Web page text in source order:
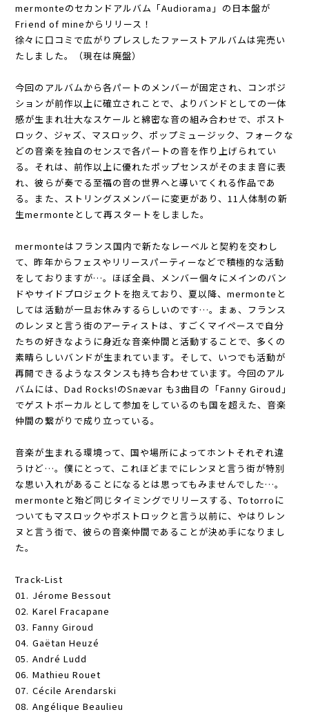
mermonteのセカンドアルバム「Audiorama」の日本盤が
Friend of mineからリリース！
徐々に口コミで広がりプレスしたファーストアルバムは完売い
たしました。（現在は廃盤）
今回のアルバムから各パートのメンバーが固定され、コンポジ
ションが前作以上に確立されことで、よりバンドとしての一体
感が生まれ壮大なスケールと綿密な音の組み合わせで、ポスト
ロック、ジャズ、マスロック、ポップミュージック、フォークな
どの音楽を独自のセンスで各パートの音を作り上げられてい
る。それは、前作以上に優れたポップセンスがそのまま音に表
れ、彼らが奏でる至福の音の世界へと導いてくれる作品であ
る。また、ストリングスメンバーに変更があり、11人体制の新
生mermonteとして再スタートをしました。
mermonteはフランス国内で新たなレーベルと契約を交わし
て、昨年からフェスやリリースパーティーなどで積極的な活動
をしておりますが…。ほぼ全員、メンバー個々にメインのバン
ドやサイドプロジェクトを抱えており、夏以降、mermonteと
しては活動が一旦お休みするらしいのです…。まぁ、フランス
のレンヌと言う街のアーティストは、すごくマイペースで自分
たちの好きなように身近な音楽仲間と活動することで、多くの
素晴らしいバンドが生まれています。そして、いつでも活動が
再開できるようなスタンスも持ち合わせています。今回のアル
バムには、Dad Rocks!のSnævar も3曲目の「Fanny Giroud」
でゲストボーカルとして参加をしているのも国を超えた、音楽
仲間の繋がりで成り立っている。
音楽が生まれる環境って、国や場所によってホントそれぞれ違
うけど…。僕にとって、これほどまでにレンヌと言う街が特別
な思い入れがあることになるとは思ってもみませんでした…。
mermonteと殆ど同じタイミングでリリースする、Totorroに
ついてもマスロックやポストロックと言う以前に、やはりレン
ヌと言う街で、彼らの音楽仲間であることが決め手になりまし
た。
Track-List
01. Jérome Bessout
02. Karel Fracapane
03. Fanny Giroud
04. Gaëtan Heuzé
05. André Ludd
06. Mathieu Rouet
07. Cécile Arendarski
08. Angélique Beaulieu